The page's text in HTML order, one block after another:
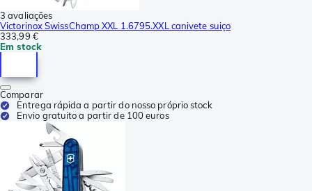
3 avaliações
Victorinox SwissChamp XXL 1.6795.XXL canivete suiço
333,99 €
Em stock
Comparar
Entrega rápida a partir do nosso próprio stock
Envio gratuito a partir de 100 euros